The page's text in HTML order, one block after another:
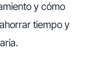
y cómo
tiempo y